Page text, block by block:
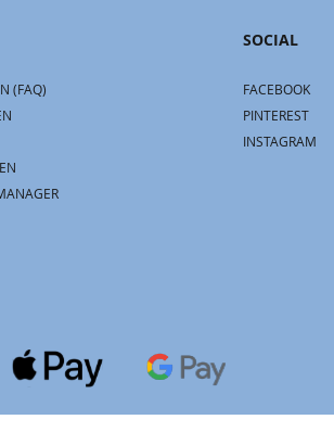
(FAQ)
SOCIAL
FACEBOOK
PINTEREST
INSTAGRAM